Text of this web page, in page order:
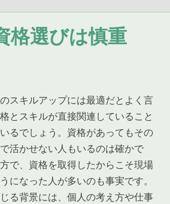
格選びは慎重
スキルアップには最適だとよく言
とスキルが直接関連していること
るでしょう。資格があってもその
活かせない人もいるのは確かで
で、資格を取得したからこそ現場
になった人が多いのも事実です。
る背景には、個人の考え方や仕事